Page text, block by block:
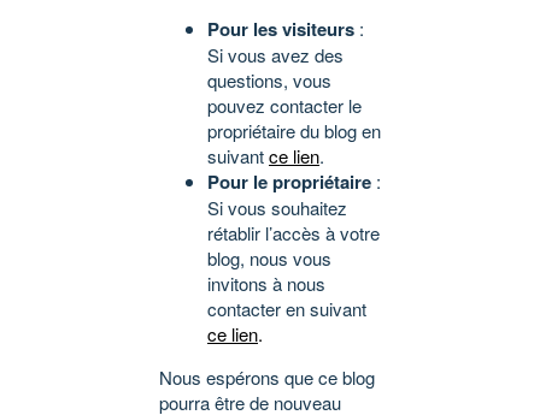
Pour les visiteurs :
Si vous avez des
questions, vous
pouvez contacter le
propriétaire du blog en
suivantce lien.
Pour le propriétaire :
Si vous souhaitez
rétablir l’accès à votre
blog, nous vous
invitons à nous
contacter en suivant
ce lien.
Nous espérons que ce blog
pourra être de nouveau